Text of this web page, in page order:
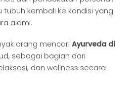
kembali ke kondisi yang
alami.
orang mencariAyurveda di
sebagai bagian dari
dan wellness secara